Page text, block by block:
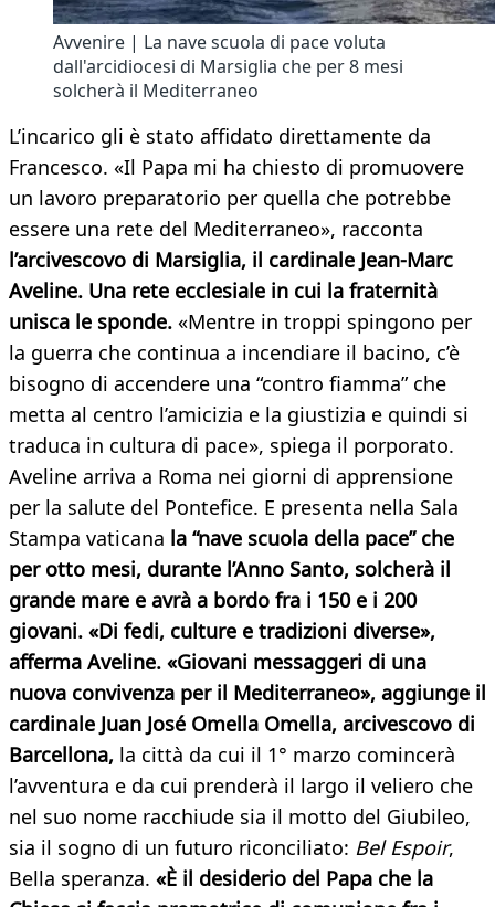
Avvenire | La nave scuola di pace voluta
dall'arcidiocesi di Marsiglia che per 8 mesi
solcherà il Mediterraneo
L’incarico gli è stato affidato direttamente da
Francesco. «Il Papa mi ha chiesto di promuovere
un lavoro preparatorio per quella che potrebbe
essere una rete del Mediterraneo», racconta
l’arcivescovo di Marsiglia, il cardinale Jean-Marc
Aveline. Una rete ecclesiale in cui la fraternità
unisca le sponde. «Mentre in troppi spingono per
la guerra che continua a incendiare il bacino, c’è
bisogno di accendere una “contro fiamma” che
metta al centro l’amicizia e la giustizia e quindi si
traduca in cultura di pace», spiega il porporato.
Aveline arriva a Roma nei giorni di apprensione
per la salute del Pontefice. E presenta nella Sala
Stampa vaticana la “nave scuola della pace” che
per otto mesi, durante l’Anno Santo, solcherà il
grande mare e avrà a bordo fra i 150 e i 200
giovani. «Di fedi, culture e tradizioni diverse»,
afferma Aveline. «Giovani messaggeri di una
nuova convivenza per il Mediterraneo», aggiunge il
cardinale Juan José Omella Omella, arcivescovo di
Barcellona, la città da cui il 1° marzo comincerà
l’avventura e da cui prenderà il largo il veliero che
nel suo nome racchiude sia il motto del Giubileo,
sia il sogno di un futuro riconciliato: Bel Espoir,
Bella speranza. «È il desiderio del Papa che la